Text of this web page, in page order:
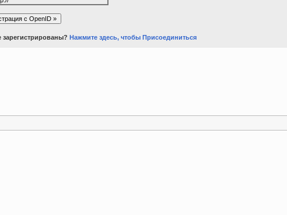
зарегистрированы? Нажмите здесь, чтобы Присоединиться